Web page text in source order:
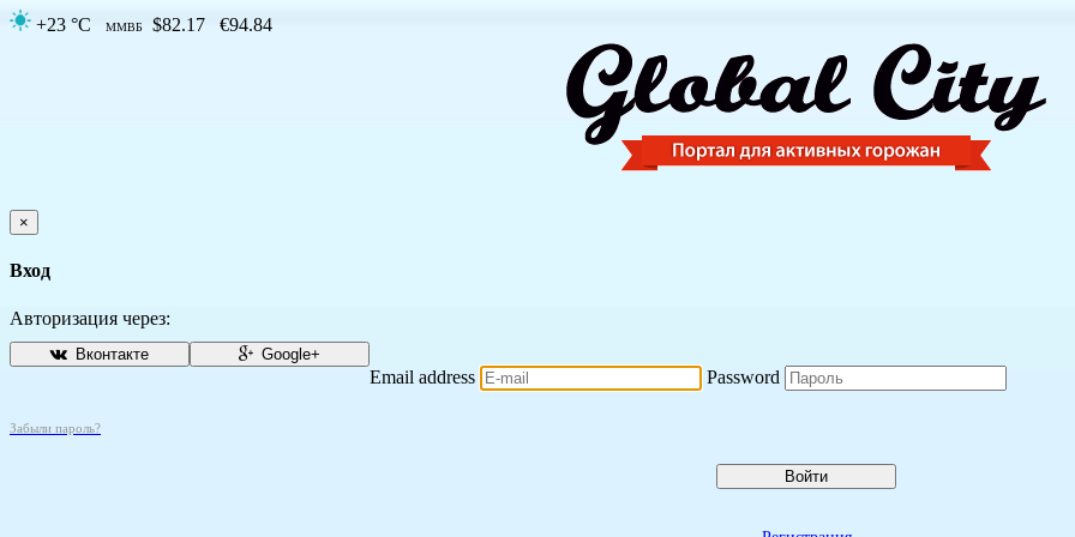
+23 °C ММВБ $82.17 €94.84
×
Вход
Авторизация через:
Вконтакте Google+
Email address Password
Забыли пароль?
Войти